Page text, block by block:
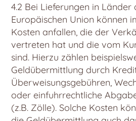
4.2 Bei Lieferungen in
Europäischen Union können
Kosten anfallen, die der
vertreten hat und die vom
sind. Hierzu zählen
Geldübermittlung durch
Überweisungsgebühren,
oder einfuhrrechtliche
(z.B. Zölle). Solche Kosten